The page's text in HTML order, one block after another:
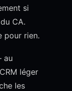
si
CA.
pour rien.
au
léger
les